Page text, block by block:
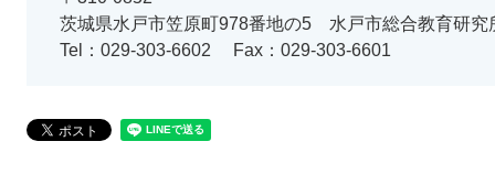
茨城県水戸市笠原町978番地の5 水戸市総合教育研究
Tel：029-303-6602
Fax：029-303-6601